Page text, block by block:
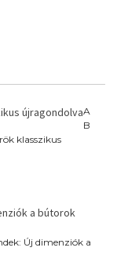
A
B
klasszikus
Új dimenziók a